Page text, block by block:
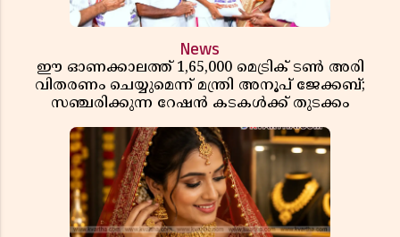
News
ഈ ഓണക്കാലത്ത് 1,65,000 മെട്രിക് ടൺ അരി
വിതരണം ചെയ്യുമെന്ന് മന്ത്രി അനൂപ് ജേക്കബ്;
സഞ്ചരിക്കുന്ന റേഷൻ കടകൾക്ക് തുടക്കം